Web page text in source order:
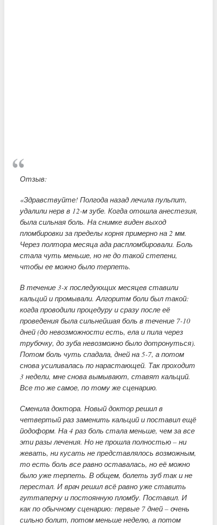
Отзыв:
«Здравствуйте! Полгода назад лечила пульпит,
удалили нерв в 12-м зубе. Когда отошла анестезия,
была сильная боль. На снимке виден выход
пломбировки за пределы корня примерно на 2 мм.
Через полтора месяца ада распломбировали. Боль
стала чуть меньше, но не до такой степени,
чтобы ее можно было терпеть.
В течение 3-х последующих месяцев ставили
кальций и промывали. Алгоритм боли был такой:
когда проводили процедуру и сразу после её
проведения была сильнейшая боль в течение 7-10
дней (до невозможности есть, ела и пила через
трубочку, до зуба невозможно было дотронуться).
Потом боль чуть спадала, дней на 5-7, а потом
снова усиливалась по нарастающей. Так проходит
3 недели, мне снова вымывают, ставят кальций.
Все то же самое, по тому же сценарию.
Сменила доктора. Новый доктор решил в
четвертый раз заменить кальций и поставил ещё
йодоформ. На 4 раз боль стала меньше, чем за все
эти разы лечения. Но не прошла полностью – ни
жевать, ни кусать не представлялось возможным,
то есть боль все равно оставалась, но её можно
было уже терпеть. В общем, болеть зуб так и не
перестал. И врач решил всё равно уже ставить
гуттаперчу и постоянную пломбу. Поставил. И
как по обычному сценарию: первые 7 дней – очень
сильно болит, потом меньше неделю, а потом